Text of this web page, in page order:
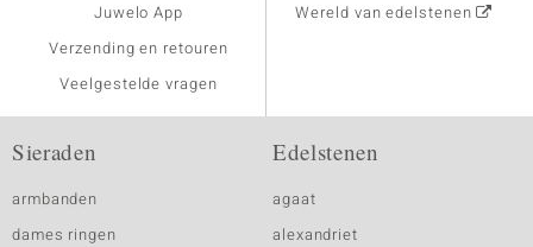
Juwelo App
Verzending en retouren
Veelgestelde vragen
Wereld van edelstenen
Sieraden
armbanden
dames ringen
Edelstenen
agaat
alexandriet